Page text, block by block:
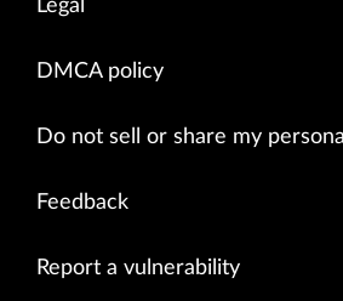
Legal
DMCA policy
Do not sell or share my
Feedback
Report a vulnerability